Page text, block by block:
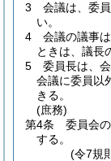
3
会議は、委
い。
4
会議の議事
ときは、議長
5
委員長は、
会議に委員以
きる。
(庶務)
第4条
委員会
する。
(令7規